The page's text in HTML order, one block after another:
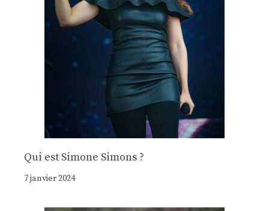
Qui est Simone Simons ?
7 janvier 2024